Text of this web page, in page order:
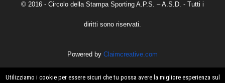
© 2016 - Circolo della Stampa Sporting A.P.S. – A.S.D. - Tutti i
diritti sono riservati.
Powered by Claimcreative.com
Utilizziamo i cookie per essere sicuri che tu possa avere la migliore esperienza sul